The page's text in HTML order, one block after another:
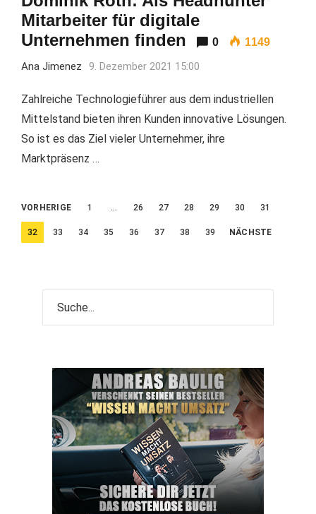
Mitarbeiter für digitale
Unternehmen finden
0 1149
Ana Jimenez 9. Dezember 2021 15:00
Zahlreiche Technologieführer aus dem industriellen
Mittelstand bieten ihren Kunden innovative Lösungen.
So ist es das Ziel vieler Unternehmer, ihre
Marktpräsenz …
Beitragsnavigation
VORHERIGE 1 … 26 27 28 29 30 31
32 33 34 35 36 37 38 39 NÄCHSTE